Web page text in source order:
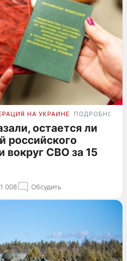
НА УКРАИНЕ ПОДРОБНОСТИ
остается ли
российского
вокруг СВО за 15
1 008 Обсудить